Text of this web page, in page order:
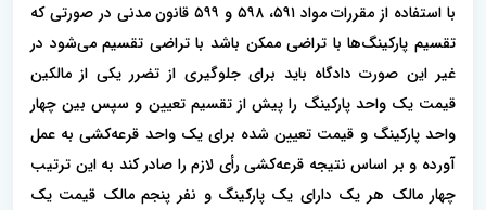
با استفاده از مقررات مواد ۵۹۱، ۵۹۸ و ۵۹۹ قانون مدنی در صورتی که
تقسیم پارکینگ‌ها با تراضی ممکن باشد با تراضی تقسیم می‌شود در
غیر این صورت دادگاه باید برای جلوگیری از تضرر یکی از مالکین
قیمت یک واحد پارکینگ را پیش از تقسیم تعیین و سپس بین چهار
واحد پارکینگ و قیمت تعیین شده برای یک واحد قرعه‌کشی به ‌عمل
آورده و بر اساس نتیجه قرعه‌کشی رأی لازم را صادر کند به این ترتیب
چهار مالک هر یک دارای یک پارکینگ و نفر پنجم مالک قیمت یک